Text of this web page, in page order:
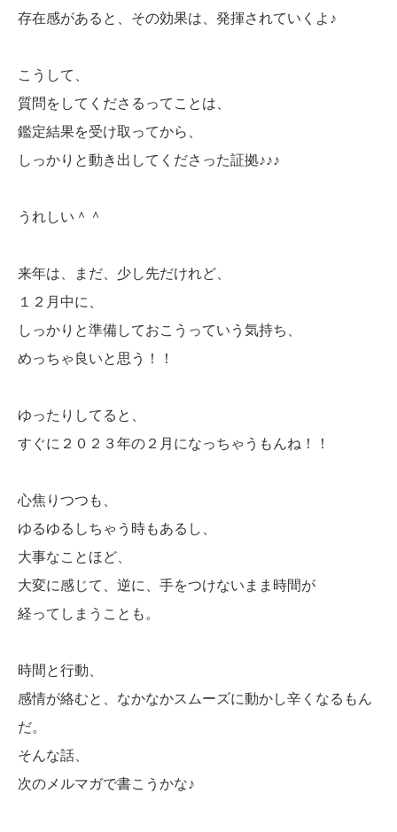
存在感があると、その効果は、発揮されていくよ♪
こうして、
質問をしてくださるってことは、
鑑定結果を受け取ってから、
しっかりと動き出してくださった証拠♪♪♪
うれしい＾＾
来年は、まだ、少し先だけれど、
１２月中に、
しっかりと準備しておこうっていう気持ち、
めっちゃ良いと思う！！
ゆったりしてると、
すぐに２０２３年の２月になっちゃうもんね！！
心焦りつつも、
ゆるゆるしちゃう時もあるし、
大事なことほど、
大変に感じて、逆に、手をつけないまま時間が
経ってしまうことも。
時間と行動、
感情が絡むと、なかなかスムーズに動かし辛くなるもん
だ。
そんな話、
次のメルマガで書こうかな♪